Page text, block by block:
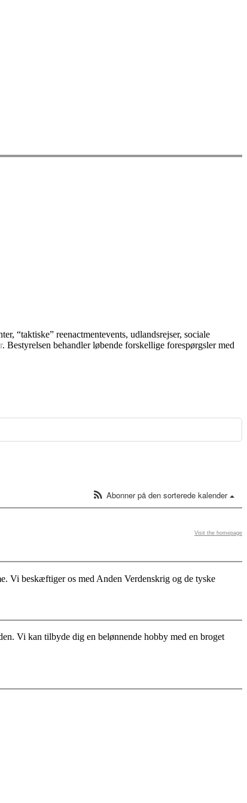
“taktiske” reenactmentevents, udlandsrejser, sociale
. Bestyrelsen behandler løbende forskellige forespørgsler med
Abonner på den sorterede kalender
Visit the homepage
Vi beskæftiger os med Anden Verdenskrig og de tyske
Vi kan tilbyde dig en belønnende hobby med en broget